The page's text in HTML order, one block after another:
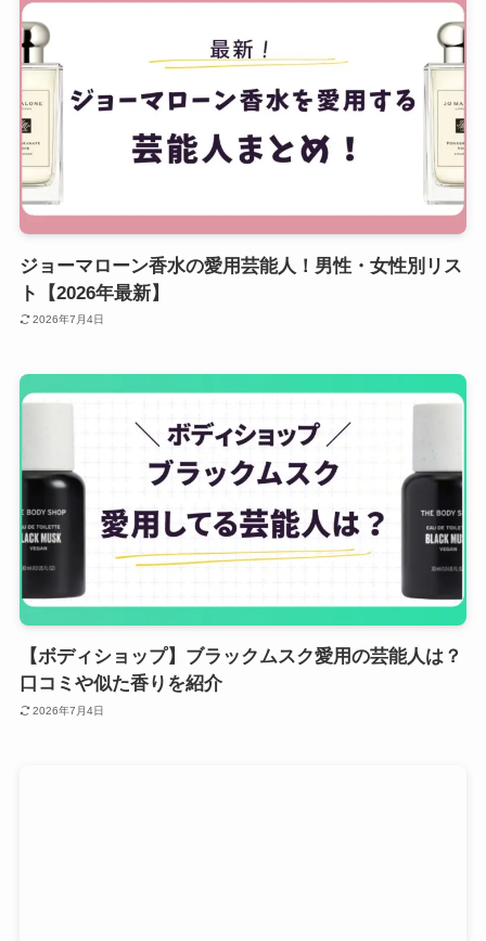
ジョーマローン香水の愛用芸能人！男性・女性別リス
ト【2026年最新】
2026年7月4日
【ボディショップ】ブラックムスク愛用の芸能人は？
口コミや似た香りを紹介
2026年7月4日